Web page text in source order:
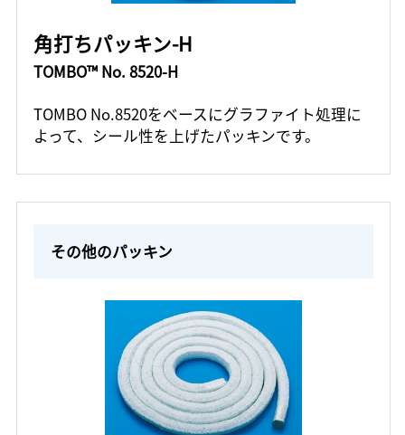
角打ちパッキン-H
TOMBO™ No. 8520-H
TOMBO No.8520をベースにグラファイト処理に
よって、シール性を上げたパッキンです。
その他のパッキン